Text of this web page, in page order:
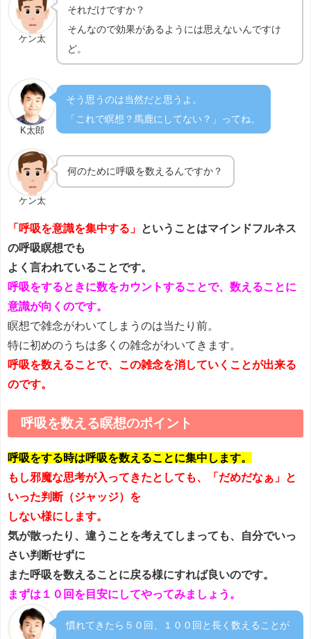
ケン太
それだけですか？
そんなので効果があるようには思えないんですけ
ど。
K太郎
そう思うのは当然だと思うよ。
「これで瞑想？馬鹿にしてない？」ってね。
ケン太
何のために呼吸を数えるんですか？
「呼吸を意識を集中する」
ということはマインドフルネス
の呼吸瞑想でも
よく言われていることです。
呼吸をするときに数をカウントすることで、数えることに
意識が向くのです。
瞑想で雑念がわいてしまうのは当たり前。
特に初めのうちは多くの雑念がわいてきます。
呼吸を数えることで、この雑念を消していくことが出来る
のです。
呼吸を数える瞑想のポイント
呼吸をする時は呼吸を数えることに集中します。
もし邪魔な思考が入ってきたとしても、「だめだなぁ」と
いった判断（ジャッジ）を
しない様にします。
気が散ったり、違うことを考えてしまっても、自分でいっ
さい判断せずに
また呼吸を数えることに戻る様にすれば良いのです。
まずは１０回を目安にしてやってみましょう。
慣れてきたら５０回、１００回と長く数えることが